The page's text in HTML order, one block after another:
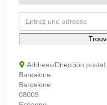
Address/Dirección postal:
Barcelone
Barcelone
08009